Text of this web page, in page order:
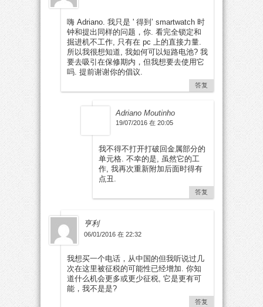
嗨 Adriano. 我只是 ' 得到’ smartwatch 时
钟和提出同样的问题，你. 看完全锁定和
掘进机不工作, 只有在 pc 上的直接力量.
所以我很想知道, 我如何可以短路电池? 我
要去吸引在保修期内，但我想要去使用它
吗. 提前谢谢你的倡议.
答复
Adriano Moutinho
19/07/2016 在 20:05
我不得不打开打破回金属部分的
单元格. 不幸的是, 虽然它的工
作, 我再次重新附加后面时得有
点丑.
答复
亨利
06/01/2016 在 22:32
我想买一个电话，从中国的但我听说过几
次在这里被征税的可能性已经增加. 你知
道什么机会更多或更少征税, 它是更有可
能，我不是是?
答复